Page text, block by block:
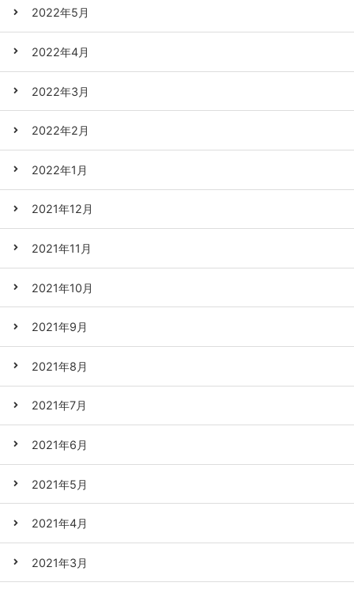
2022年5月
2022年4月
2022年3月
2022年2月
2022年1月
2021年12月
2021年11月
2021年10月
2021年9月
2021年8月
2021年7月
2021年6月
2021年5月
2021年4月
2021年3月